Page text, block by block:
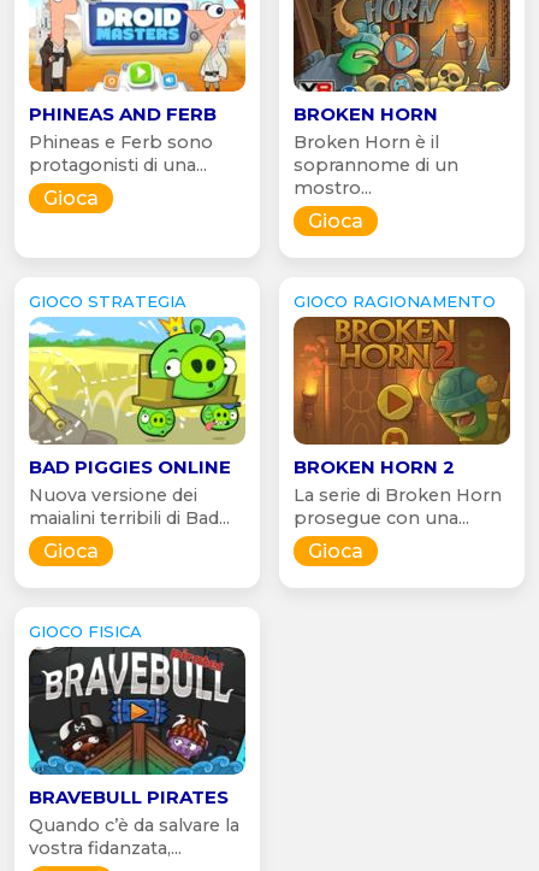
PHINEAS AND FERB
Phineas e Ferb sono
protagonisti di una...
Gioca
BROKEN HORN
Broken Horn è il
soprannome di un
mostro...
Gioca
GIOCO STRATEGIA
BAD PIGGIES ONLINE
Nuova versione dei
maialini terribili di Bad...
Gioca
GIOCO RAGIONAMENTO
BROKEN HORN 2
La serie di Broken Horn
prosegue con una...
Gioca
GIOCO FISICA
BRAVEBULL PIRATES
Quando c’è da salvare la
vostra fidanzata,...